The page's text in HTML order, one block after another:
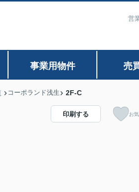
営
事業用物件 売
コーポランド浅生 2F-C
印刷する お